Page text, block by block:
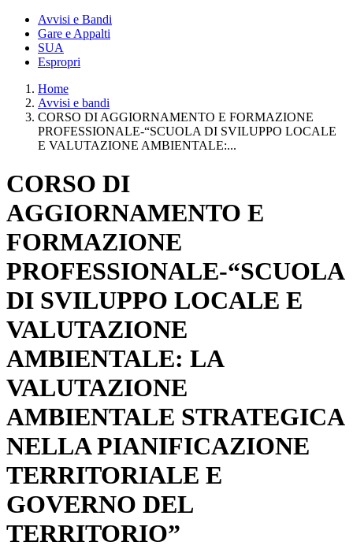
Avvisi e Bandi
Gare e Appalti
SUA
Espropri
Home
Avvisi e bandi
CORSO DI AGGIORNAMENTO E FORMAZIONE
PROFESSIONALE-“SCUOLA DI SVILUPPO LOCALE
E VALUTAZIONE AMBIENTALE:...
CORSO DI
AGGIORNAMENTO E
FORMAZIONE
PROFESSIONALE-“SCUOLA
DI SVILUPPO LOCALE E
VALUTAZIONE
AMBIENTALE: LA
VALUTAZIONE
AMBIENTALE STRATEGICA
NELLA PIANIFICAZIONE
TERRITORIALE E
GOVERNO DEL
TERRITORIO”